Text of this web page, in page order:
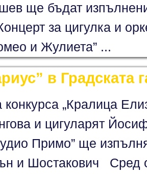
ще бъдат
за цигулка и
и Жулиета” ...
в Градската
„Кралица
и цигуларят
Примо” ще
и Шостакович Сред